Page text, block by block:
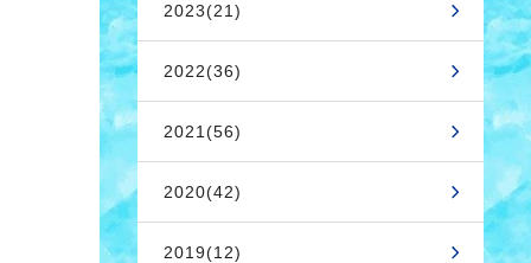
2023(21)
2022(36)
2021(56)
2020(42)
2019(12)